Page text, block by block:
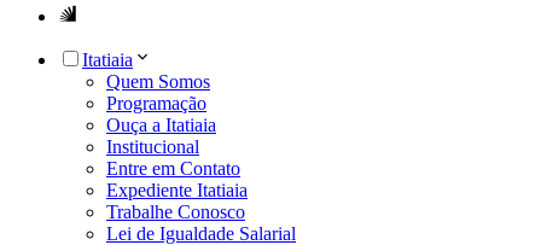
Itatiaia
Quem Somos
Programação
Ouça a Itatiaia
Institucional
Entre em Contato
Expediente Itatiaia
Trabalhe Conosco
Lei de Igualdade Salarial